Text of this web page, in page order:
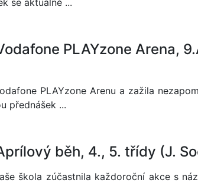
se aktuálně ...
PLAYzone Arena,
PLAYzone Arenu a zažila
přednášek ...
běh, 4., 5. třídy (J.
škola zúčastnila každoroční akce s